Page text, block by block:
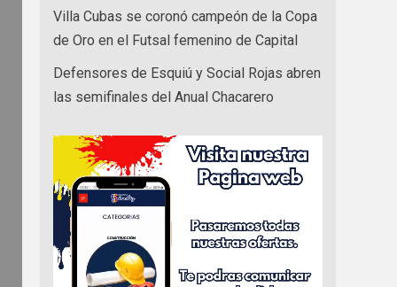
Villa Cubas se coronó campeón de la Copa
de Oro en el Futsal femenino de Capital
Defensores de Esquiú y Social Rojas abren
las semifinales del Anual Chacarero